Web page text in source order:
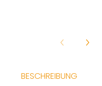
BESCHREIBUNG